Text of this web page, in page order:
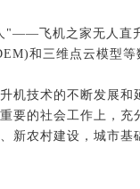
"——飞机之家无人直
和三维点云模型等
机技术的不断发展
要的社会工作上，
新农村建设，城市基